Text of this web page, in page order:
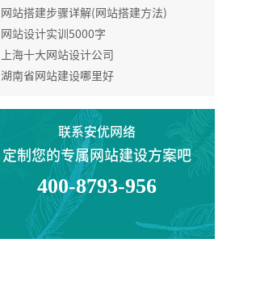
网站搭建步骤详解(网站搭建方法)
网站设计实训5000字
上海十大网站设计公司
湖南省网站建设哪里好
联系安优网络
定制您的专属网站建设方案吧
400-8793-956
电话咨询
在线咨询